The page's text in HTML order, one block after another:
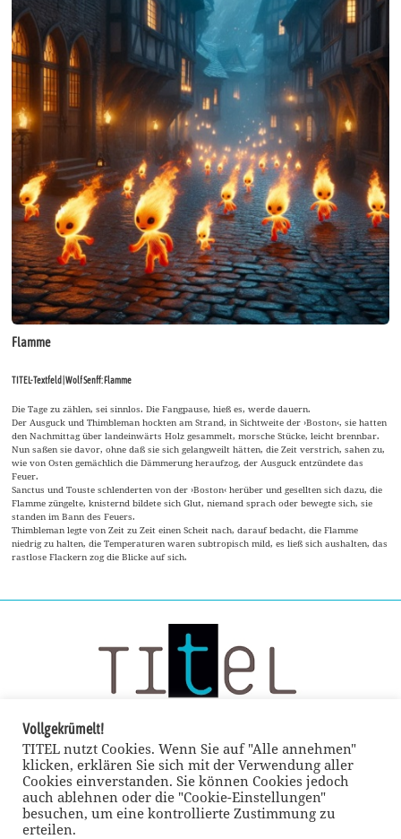
Flamme
TITEL-Textfeld | Wolf Senff: Flamme
Die Tage zu zählen, sei sinnlos. Die Fangpause, hieß es, werde dauern.
Der Ausguck und Thimbleman hockten am Strand, in Sichtweite der ›Boston‹, sie hatten
den Nachmittag über landeinwärts Holz gesammelt, morsche Stücke, leicht brennbar.
Nun saßen sie davor, ohne daß sie sich gelangweilt hätten, die Zeit verstrich, sahen zu,
wie von Osten gemächlich die Dämmerung heraufzog, der Ausguck entzündete das
Feuer.
Sanctus und Touste schlenderten von der ›Boston‹ herüber und gesellten sich dazu, die
Flamme züngelte, knisternd bildete sich Glut, niemand sprach oder bewegte sich, sie
standen im Bann des Feuers.
Thimbleman legte von Zeit zu Zeit einen Scheit nach, darauf bedacht, die Flamme
niedrig zu halten, die Temperaturen waren subtropisch mild, es ließ sich aushalten, das
rastlose Flackern zog die Blicke auf sich.
Vollgekrümelt!
TITEL nutzt Cookies. Wenn Sie auf "Alle annehmen"
klicken, erklären Sie sich mit der Verwendung aller
Cookies einverstanden. Sie können Cookies jedoch
auch ablehnen oder die "Cookie-Einstellungen"
besuchen, um eine kontrollierte Zustimmung zu
erteilen.